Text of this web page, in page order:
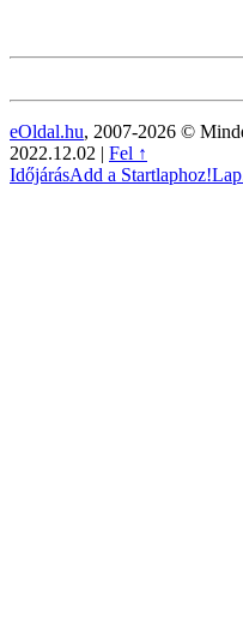
eOldal.hu, 2007-2026 ©
2022.12.02 | Fel ↑
IdőjárásAdd a Startlaphoz!